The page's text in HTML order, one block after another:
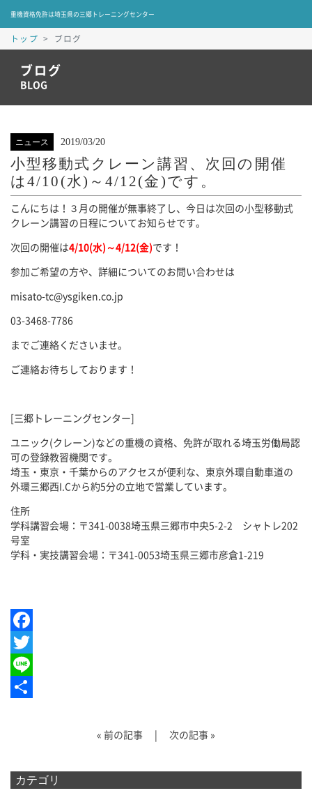
重機資格免許は埼玉県の三郷トレーニングセンター
トップ ブログ
ブログ
BLOG
ニュース 2019/03/20
小型移動式クレーン講習、次回の開催
は4/10(水)～4/12(金)です。
こんにちは！３月の開催が無事終了し、今日は次回の小型移動式
クレーン講習の日程についてお知らせです。
次回の開催は4/10(水)～4/12(金)です！
参加ご希望の方や、詳細についてのお問い合わせは
misato-tc@ysgiken.co.jp
03-3468-7786
までご連絡くださいませ。
ご連絡お待ちしております！
[三郷トレーニングセンター]
ユニック(クレーン)などの重機の資格、免許が取れる埼玉労働局認
可の登録教習機関です。
埼玉・東京・千葉からのアクセスが便利な、東京外環自動車道の
外環三郷西I.Cから約5分の立地で営業しています。
住所
学科講習会場：〒341-0038埼玉県三郷市中央5-2-2 シャトレ202
号室
学科・実技講習会場：〒341-0053埼玉県三郷市彦倉1-219
Facebook
Twitter
Line
« 前の記事 | 次の記事 »
カテゴリ